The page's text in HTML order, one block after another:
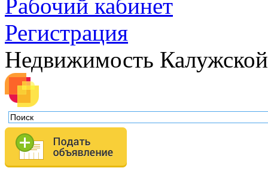
Рабочий кабинет
Регистрация
Недвижимость